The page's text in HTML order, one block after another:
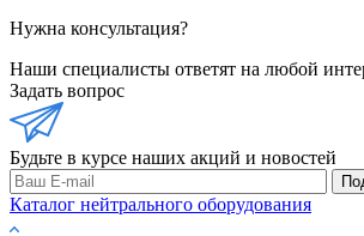
Нужна консультация?
Наши специалисты ответят на любой
Задать вопрос
Будьте в курсе наших акций и новостей
Каталог нейтрального оборудования